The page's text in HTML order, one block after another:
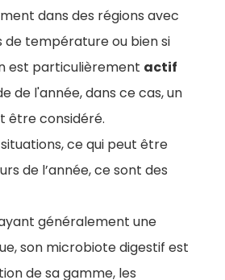
dans des régions avec
de température ou bien si
est particulièrement actif
de l'année, dans ce cas, un
être considéré.
ce qui peut être
de l’année, ce sont des
généralement une
son microbiote digestif est
de sa gamme, les